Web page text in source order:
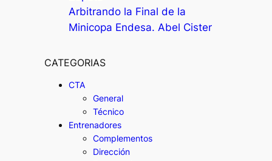
Arbitrando la Final de la
Minicopa Endesa. Abel Cister
CATEGORIAS
CTA
General
Técnico
Entrenadores
Complementos
Dirección